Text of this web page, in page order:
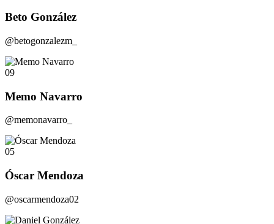
Beto González
@betogonzalezm_
09
Memo Navarro
@memonavarro_
05
Óscar Mendoza
@oscarmendoza02